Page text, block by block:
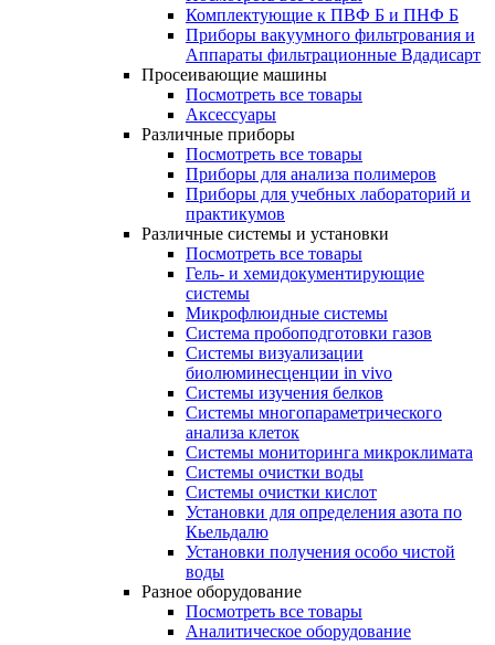
Комплектующие к ПВФ Б и ПНФ Б
Приборы вакуумного фильтрования и
Аппараты фильтрационные Вдадисарт
Просеивающие машины
Посмотреть все товары
Аксессуары
Различные приборы
Посмотреть все товары
Приборы для анализа полимеров
Приборы для учебных лабораторий и
практикумов
Различные системы и установки
Посмотреть все товары
Гель- и хемидокументирующие
системы
Микрофлюидные системы
Система пробоподготовки газов
Системы визуализации
биолюминесценции in vivo
Системы изучения белков
Системы многопараметрического
анализа клеток
Системы мониторинга микроклимата
Системы очистки воды
Системы очистки кислот
Установки для определения азота по
Кьельдалю
Установки получения особо чистой
воды
Разное оборудование
Посмотреть все товары
Аналитическое оборудование